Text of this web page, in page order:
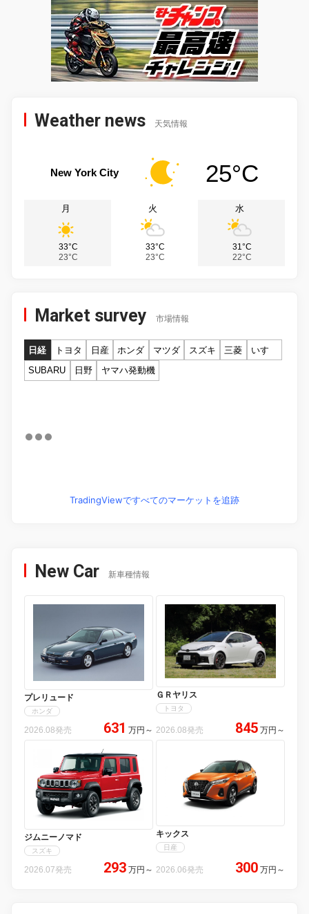
Weather news 天気情報
New York City 25°C
月
33°C
23°C
火
33°C
23°C
水
31°C
22°C
Market survey 市場情報
日経 トヨタ 日産 ホンダ マツダ スズキ 三菱
いすゞ
SUBARU
日野 ヤマハ発動機
TradingViewですべてのマーケットを追跡
New Car 新車種情報
プレリュード
ホンダ
2026.08発売 631 万円 ～
ＧＲヤリス
トヨタ
2026.08発売 845 万円 ～
ジムニーノマド
スズキ
2026.07発売 293 万円 ～
キックス
日産
2026.06発売 300 万円 ～